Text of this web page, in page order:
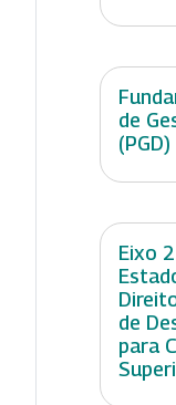
de
(PGD)
Eixo
de
para